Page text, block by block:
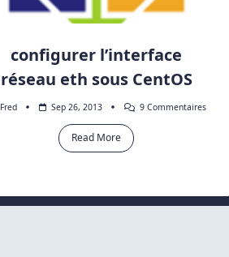
configurer l’interface
réseau eth sous CentOS
Fred Sep 26, 2013 9 CommentairesSur
Read More